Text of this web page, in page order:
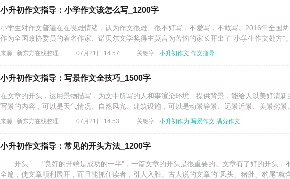
小升初作文指导：小学作文该怎么写_1200字
小学生对作文普遍在在畏难情绪，认为作文很难、很不好写，不爱写，不敢写。2016年全国两
作为全国政协委员的着名作家、诺贝尔文学奖得主莫言为苦恼的家长开出了"小学生作文处方"
来源 : 新东方在线整理 07月21日 14:57 关键字 : 小升初作文 作文指导
小升初作文指导：写景作文全技巧_1500字
在文章的开头，运用景物描写，为文中所写的人和事渲染环境、提供背景，能给人以美好清新
写景的内容，可以是天气情况、自然风光、建筑设施，可以是动景静景、远景近景、美景劣景
来源 : 新东方在线整理 07月21日 14:53 关键字 : 小升初作为 写景作文 满分作文
小升初作文指导：常见的开头方法_1200字
开头 "良好的开端是成功的一半"，一篇文章的开头是很重要的。文章有了好的开头，
全篇，使文章顺利展开，而且能抓住读者，引人入胜。古人说的文章的"凤头、猪肚、豹尾"就含